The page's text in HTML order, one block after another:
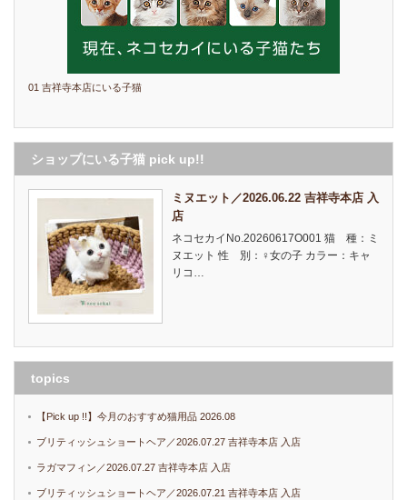
01 吉祥寺本店にいる子猫
ショップにいる子猫 pick up!!
ミヌエット／2026.06.22 吉祥寺本店 入
店
ネコセカイNo.20260617O001 猫 種：ミ
ヌエット 性 別：♀女の子 カラー：キャ
リコ…
topics
【Pick up !!】今月のおすすめ猫用品 2026.08
ブリティッシュショートヘア／2026.07.27 吉祥寺本店 入店
ラガマフィン／2026.07.27 吉祥寺本店 入店
ブリティッシュショートヘア／2026.07.21 吉祥寺本店 入店